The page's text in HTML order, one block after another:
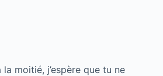
moitié, j’espère que tu ne